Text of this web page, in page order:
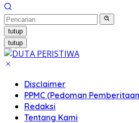
tutup
tutup
Disclaimer
PPMC (Pedoman
Redaksi
Tentang Kami